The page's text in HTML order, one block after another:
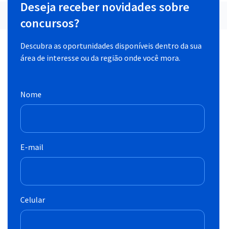
Deseja receber novidades sobre
concursos?
Descubra as oportunidades disponíveis dentro da sua
área de interesse ou da região onde você mora.
Nome
E-mail
Celular